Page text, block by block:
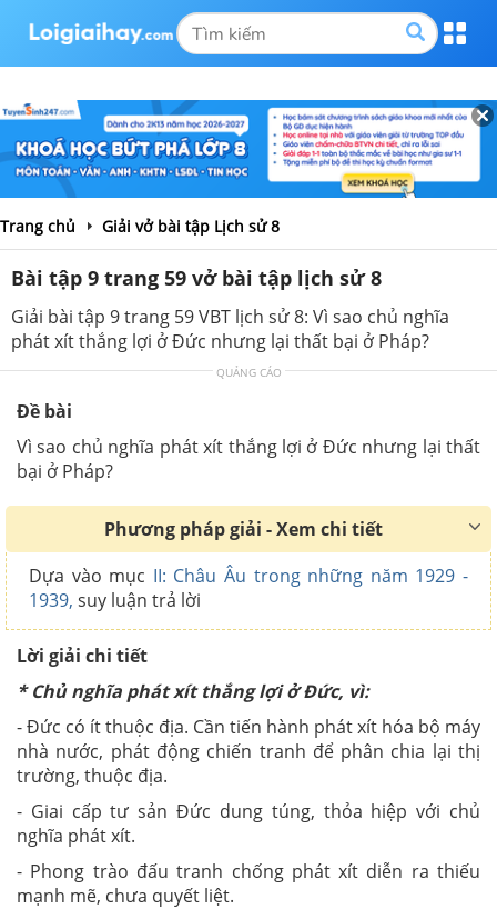
Trang chủ Giải vở bài tập Lịch sử 8
Bài tập 9 trang 59 vở bài tập lịch sử 8
Giải bài tập 9 trang 59 VBT lịch sử 8: Vì sao chủ nghĩa
phát xít thắng lợi ở Đức nhưng lại thất bại ở Pháp?
QUẢNG CÁO
Đề bài
Vì sao chủ nghĩa phát xít thắng lợi ở Đức nhưng lại thất
bại ở Pháp?
Phương pháp giải - Xem chi tiết
Dựa vào mục II: Châu Âu trong những năm 1929 -
1939, suy luận trả lời
Lời giải chi tiết
* Chủ nghĩa phát xít thắng lợi ở Đức, vì:
- Đức có ít thuộc địa. Cần tiến hành phát xít hóa bộ máy
nhà nước, phát động chiến tranh để phân chia lại thị
trường, thuộc địa.
- Giai cấp tư sản Đức dung túng, thỏa hiệp với chủ
nghĩa phát xít.
- Phong trào đấu tranh chống phát xít diễn ra thiếu
mạnh mẽ, chưa quyết liệt.